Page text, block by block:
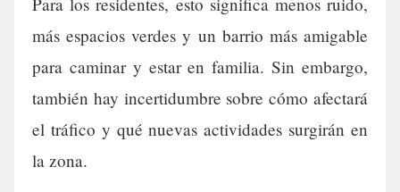
más espacios verdes y un barrio más amigable
para caminar y estar en familia. Sin embargo,
también hay incertidumbre sobre cómo afectará
el tráfico y qué nuevas actividades surgirán en
la zona.